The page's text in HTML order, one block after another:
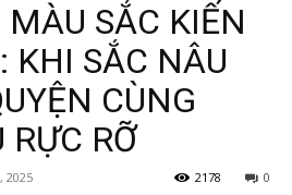
SẮC KIẾN
KHI SẮC NÂU
CÙNG
RỠ
2025 0
2178